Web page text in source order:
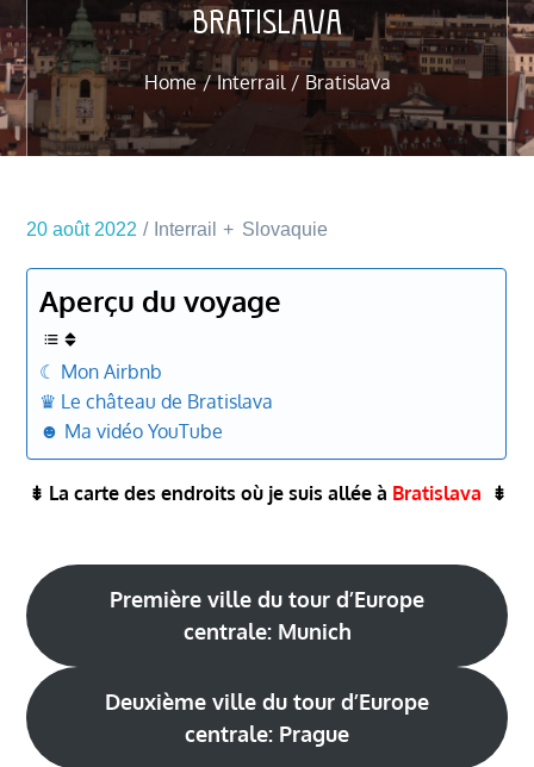
BRATISLAVA
Home Interrail Bratislava
20 août 2022 Interrail Slovaquie
Aperçu du voyage
☾ Mon Airbnb
♛ Le château de Bratislava
☻ Ma vidéo YouTube
⇟ La carte des endroits où je suis allée à Bratislava ⇟
Première ville du tour d’Europe
centrale: Munich
Deuxième ville du tour d’Europe
centrale: Prague